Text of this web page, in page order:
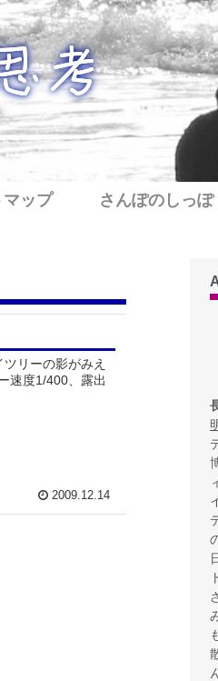
マップ さんぽのしっぽ
リーの影がみえ
速度1/400、露出
2009.12.14